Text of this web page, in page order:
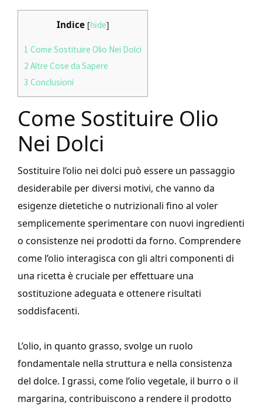
Indice [hide]
1 Come Sostituire Olio Nei Dolci
2 Altre Cose da Sapere
3 Conclusioni
Come Sostituire Olio
Nei Dolci
Sostituire l’olio nei dolci può essere un passaggio
desiderabile per diversi motivi, che vanno da
esigenze dietetiche o nutrizionali fino al voler
semplicemente sperimentare con nuovi ingredienti
o consistenze nei prodotti da forno. Comprendere
come l’olio interagisca con gli altri componenti di
una ricetta è cruciale per effettuare una
sostituzione adeguata e ottenere risultati
soddisfacenti.
L’olio, in quanto grasso, svolge un ruolo
fondamentale nella struttura e nella consistenza
del dolce. I grassi, come l’olio vegetale, il burro o il
margarina, contribuiscono a rendere il prodotto